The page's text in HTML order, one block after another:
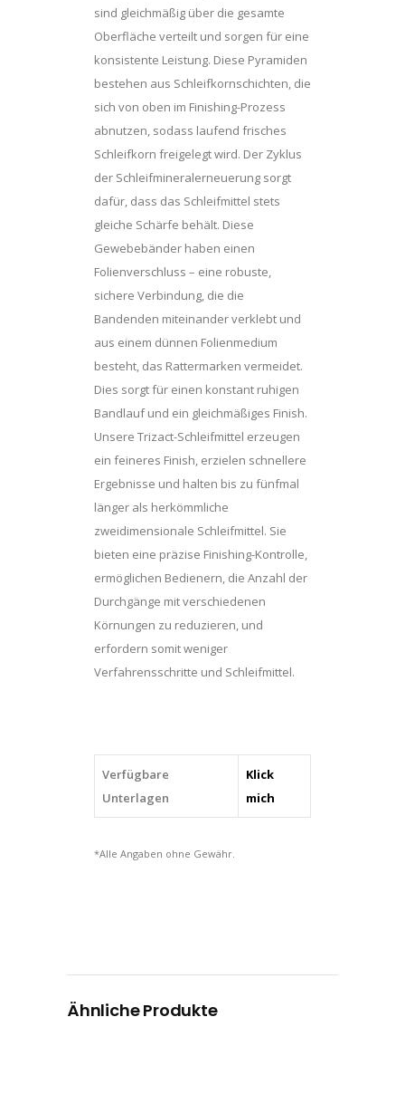
sind gleichmäßig über die gesamte
Oberfläche verteilt und sorgen für eine
konsistente Leistung. Diese Pyramiden
bestehen aus Schleifkornschichten, die
sich von oben im Finishing-Prozess
abnutzen, sodass laufend frisches
Schleifkorn freigelegt wird. Der Zyklus
der Schleifmineralerneuerung sorgt
dafür, dass das Schleifmittel stets
gleiche Schärfe behält. Diese
Gewebebänder haben einen
Folienverschluss – eine robuste,
sichere Verbindung, die die
Bandenden miteinander verklebt und
aus einem dünnen Folienmedium
besteht, das Rattermarken vermeidet.
Dies sorgt für einen konstant ruhigen
Bandlauf und ein gleichmäßiges Finish.
Unsere Trizact-Schleifmittel erzeugen
ein feineres Finish, erzielen schnellere
Ergebnisse und halten bis zu fünfmal
länger als herkömmliche
zweidimensionale Schleifmittel. Sie
bieten eine präzise Finishing-Kontrolle,
ermöglichen Bedienern, die Anzahl der
Durchgänge mit verschiedenen
Körnungen zu reduzieren, und
erfordern somit weniger
Verfahrensschritte und Schleifmittel.
Verfügbare
Unterlagen
Klick
mich
*Alle Angaben ohne Gewähr.
Ähnliche Produkte